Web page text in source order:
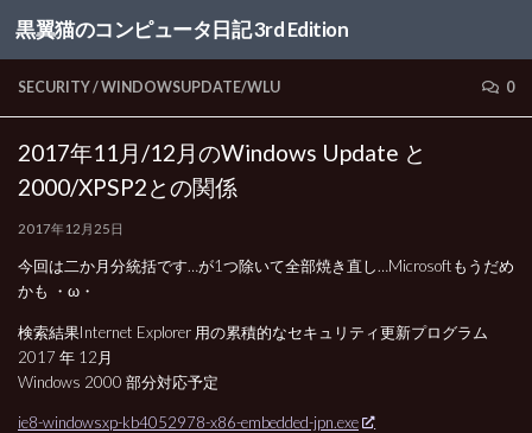
コンテンツへスキップ
黒翼猫のコンピュータ日記 3rd Edition
SECURITY/WINDOWSUPDATE/WLU 0
2017年11月/12月のWindows Update と
2000/XPSP2との関係
2017年12月25日
今回は二か月分統括です…が1つ除いて全部焼き直し…Microsoftもうだめ
かも ・ω・
検索結果Internet Explorer 用の累積的なセキュリティ更新プログラム
2017 年 12月
Windows 2000 部分対応予定
ie8-windowsxp-kb4052978-x86-embedded-jpn.exe